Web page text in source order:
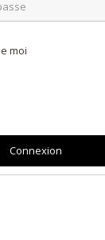
moi